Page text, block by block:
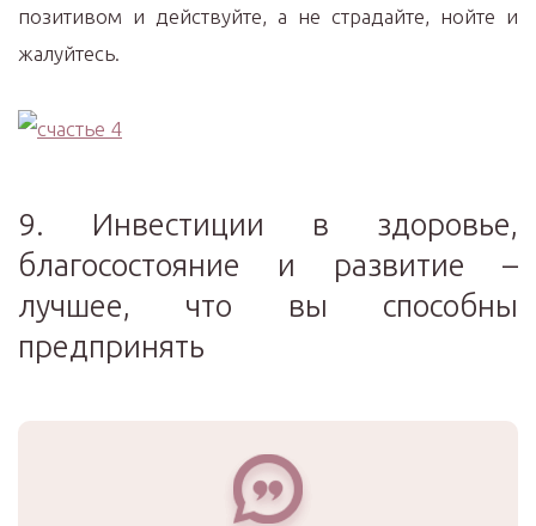
позитивом и действуйте, а не страдайте, нойте и
жалуйтесь.
9. Инвестиции в здоровье,
благосостояние и развитие –
лучшее, что вы способны
предпринять